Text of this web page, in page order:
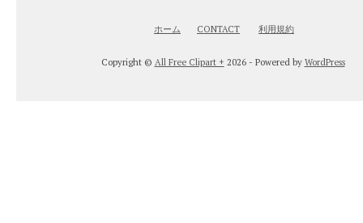
ホーム CONTACT 利用規約
Copyright © All Free Clipart + 2026 - Powered by WordPress